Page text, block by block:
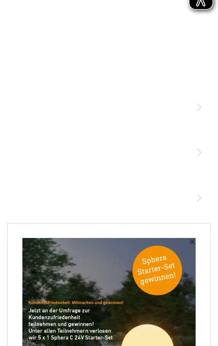
×
Ihre E-Mail Adresse
Folgen Sie uns